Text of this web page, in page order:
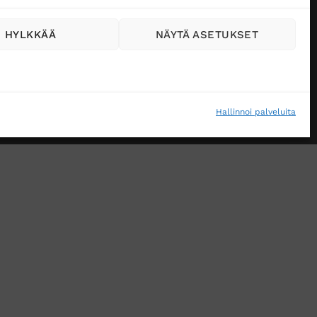
Hallinnoi palveluita
HYLKKÄÄ NÄYTÄ ASETUKSET